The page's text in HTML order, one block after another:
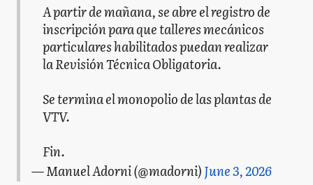
A partir de mañana, se abre el registro de
inscripción para que talleres mecánicos
particulares habilitados puedan realizar
la Revisión Técnica Obligatoria.
Se termina el monopolio de las plantas de
VTV.
Fin.
— Manuel Adorni (@madorni)June 3, 2026